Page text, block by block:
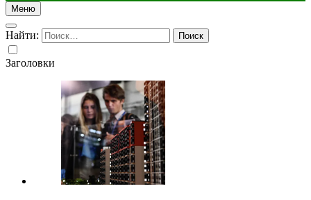
Меню
Найти:
Заголовки